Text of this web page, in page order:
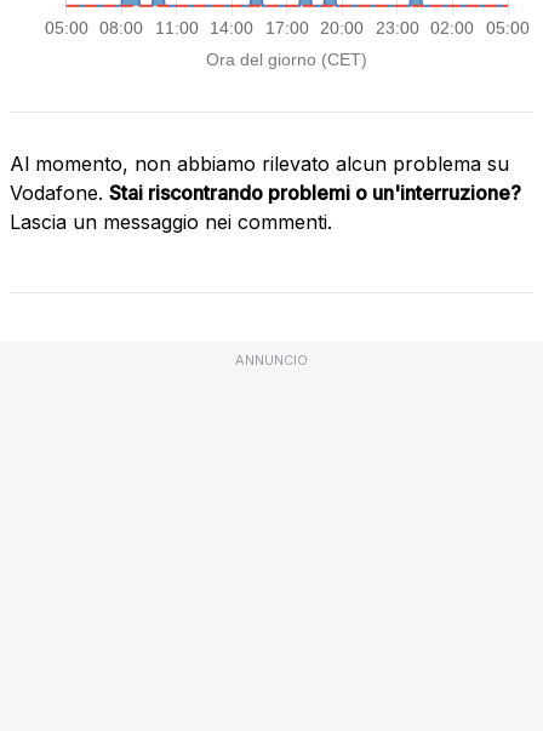
Al momento, non abbiamo rilevato alcun problema su
Vodafone. Stai riscontrando problemi o un'interruzione?
Lascia un messaggio nei commenti.
ANNUNCIO